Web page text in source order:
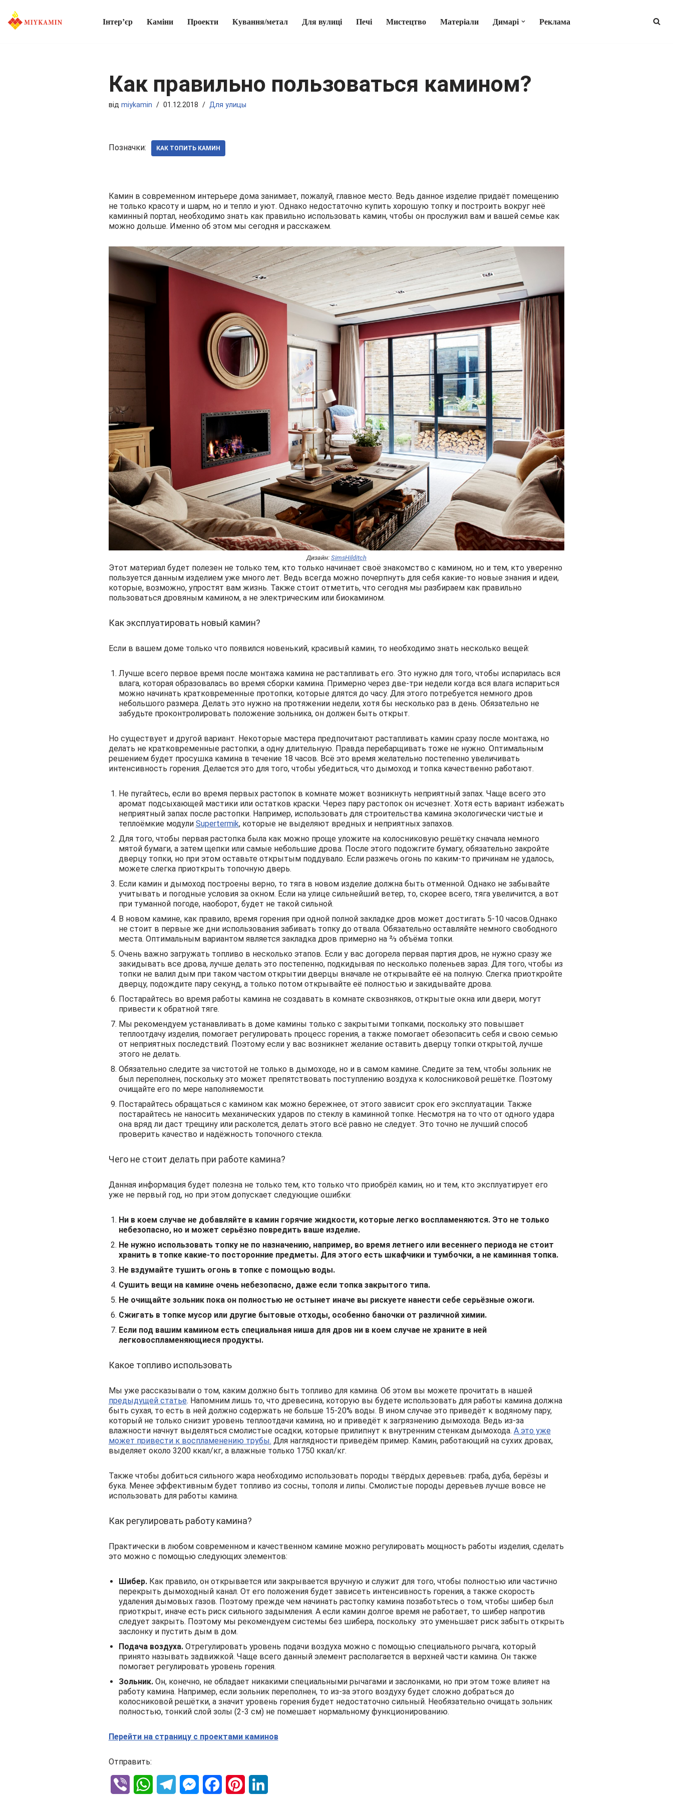
Перейти
Інтер’єр Каміни Проекти Кування/метал Для вулиці Печі Мистецтво Матеріали Димарі Реклама
Как правильно пользоваться камином?
від miykamin 01.12.2018 Для улицы
Позначки: КАК ТОПИТЬ КАМИН
Камин в современном интерьере дома занимает, пожалуй, главное место. Ведь данное изделие придаёт помещению
не только красоту и шарм, но и тепло и уют. Однако недостаточно купить хорошую топку и построить вокруг неё
каминный портал, необходимо знать как правильно использовать камин, чтобы он прослужил вам и вашей семье как
можно дольше. Именно об этом мы сегодня и расскажем.
Дизайн: SimsHilditch
Этот материал будет полезен не только тем, кто только начинает своё знакомство с камином, но и тем, кто уверенно
пользуется данным изделием уже много лет. Ведь всегда можно почерпнуть для себя какие-то новые знания и идеи,
которые, возможно, упростят вам жизнь. Также стоит отметить, что сегодня мы разбираем как правильно
пользоваться дровяным камином, а не электрическим или биокамином.
Как эксплуатировать новый камин?
Если в вашем доме только что появился новенький, красивый камин, то необходимо знать несколько вещей:
Лучше всего первое время после монтажа камина не растапливать его. Это нужно для того, чтобы испарилась вся
влага, которая образовалась во время сборки камина. Примерно через две-три недели когда вся влага испариться
можно начинать кратковременные протопки, которые длятся до часу. Для этого потребуется немного дров
небольшого размера. Делать это нужно на протяжении недели, хотя бы несколько раз в день. Обязательно не
забудьте проконтролировать положение зольника, он должен быть открыт.
Но существует и другой вариант. Некоторые мастера предпочитают растапливать камин сразу после монтажа, но
делать не кратковременные растопки, а одну длительную. Правда перебарщивать тоже не нужно. Оптимальным
решением будет просушка камина в течение 18 часов. Всё это время желательно постепенно увеличивать
интенсивность горения. Делается это для того, чтобы убедиться, что дымоход и топка качественно работают.
Не пугайтесь, если во время первых растопок в комнате может возникнуть неприятный запах. Чаще всего это
аромат подсыхающей мастики или остатков краски. Через пару растопок он исчезнет. Хотя есть вариант избежать
неприятный запах после растопки. Например, использовать для строительства камина экологически чистые и
теплоёмкие модули Supertermik, которые не выделяют вредных и неприятных запахов.
Для того, чтобы первая растопка была как можно проще уложите на колосниковую решётку сначала немного
мятой бумаги, а затем щепки или самые небольшие дрова. После этого подожгите бумагу, обязательно закройте
дверцу топки, но при этом оставьте открытым поддувало. Если разжечь огонь по каким-то причинам не удалось,
можете слегка приоткрыть топочную дверь.
Если камин и дымоход построены верно, то тяга в новом изделие должна быть отменной. Однако не забывайте
учитывать и погодные условия за окном. Если на улице сильнейший ветер, то, скорее всего, тяга увеличится, а вот
при туманной погоде, наоборот, будет не такой сильной.
В новом камине, как правило, время горения при одной полной закладке дров может достигать 5-10 часов.Однако
не стоит в первые же дни использования забивать топку до отвала. Обязательно оставляйте немного свободного
места. Оптимальным вариантом является закладка дров примерно на ⅔ объёма топки.
Очень важно загружать топливо в несколько этапов. Если у вас догорела первая партия дров, не нужно сразу же
закидывать все дрова, лучше делать это постепенно, подкидывая по несколько поленьев зараз. Для того, чтобы из
топки не валил дым при таком частом открытии дверцы вначале не открывайте её на полную. Слегка приоткройте
дверцу, подождите пару секунд, а только потом открывайте её полностью и закидывайте дрова.
Постарайтесь во время работы камина не создавать в комнате сквозняков, открытые окна или двери, могут
привести к обратной тяге.
Мы рекомендуем устанавливать в доме камины только с закрытыми топками, поскольку это повышает
теплоотдачу изделия, помогает регулировать процесс горения, а также помогает обезопасить себя и свою семью
от неприятных последствий. Поэтому если у вас возникнет желание оставить дверцу топки открытой, лучше
этого не делать.
Обязательно следите за чистотой не только в дымоходе, но и в самом камине. Следите за тем, чтобы зольник не
был переполнен, поскольку это может препятствовать поступлению воздуха к колосниковой решётке. Поэтому
очищайте его по мере наполняемости.
Постарайтесь обращаться с камином как можно бережнее, от этого зависит срок его эксплуатации. Также
постарайтесь не наносить механических ударов по стеклу в каминной топке. Несмотря на то что от одного удара
она вряд ли даст трещину или расколется, делать этого всё равно не следует. Это точно не лучший способ
проверить качество и надёжность топочного стекла.
Чего не стоит делать при работе камина?
Данная информация будет полезна не только тем, кто только что приобрёл камин, но и тем, кто эксплуатирует его
уже не первый год, но при этом допускает следующие ошибки:
Ни в коем случае не добавляйте в камин горячие жидкости, которые легко воспламеняются. Это не только
небезопасно, но и может серьёзно повредить ваше изделие.
Не нужно использовать топку не по назначению, например, во время летнего или весеннего периода не стоит
хранить в топке какие-то посторонние предметы. Для этого есть шкафчики и тумбочки, а не каминная топка.
Не вздумайте тушить огонь в топке с помощью воды.
Сушить вещи на камине очень небезопасно, даже если топка закрытого типа.
Не очищайте зольник пока он полностью не остынет иначе вы рискуете нанести себе серьёзные ожоги.
Сжигать в топке мусор или другие бытовые отходы, особенно баночки от различной химии.
Если под вашим камином есть специальная ниша для дров ни в коем случае не храните в ней
легковоспламеняющиеся продукты.
Какое топливо использовать
Мы уже рассказывали о том, каким должно быть топливо для камина. Об этом вы можете прочитать в нашей
предыдущей статье. Напомним лишь то, что древесина, которую вы будете использовать для работы камина должна
быть сухая, то есть в ней должно содержать не больше 15-20% воды. В ином случае это приведёт к водяному пару,
который не только снизит уровень теплоотдачи камина, но и приведёт к загрязнению дымохода. Ведь из-за
влажности начнут выделяться смолистые осадки, которые прилипнут к внутренним стенкам дымохода. А это уже
может привести к воспламенению трубы. Для наглядности приведём пример. Камин, работающий на сухих дровах,
выделяет около 3200 ккал/кг, а влажные только 1750 ккал/кг.
Также чтобы добиться сильного жара необходимо использовать породы твёрдых деревьев: граба, дуба, берёзы и
бука. Менее эффективным будет топливо из сосны, тополя и липы. Смолистые породы деревьев лучше вовсе не
использовать для работы камина.
Как регулировать работу камина?
Практически в любом современном и качественном камине можно регулировать мощность работы изделия, сделать
это можно с помощью следующих элементов:
Шибер. Как правило, он открывается или закрывается вручную и служит для того, чтобы полностью или частично
перекрыть дымоходный канал. От его положения будет зависеть интенсивность горения, а также скорость
удаления дымовых газов. Поэтому прежде чем начинать растопку камина позаботьтесь о том, чтобы шибер был
приоткрыт, иначе есть риск сильного задымления. А если камин долгое время не работает, то шибер напротив
следует закрыть. Поэтому мы рекомендуем системы без шибера, поскольку это уменьшает риск забыть открыть
заслонку и пустить дым в дом.
Подача воздуха.Отрегулировать уровень подачи воздуха можно с помощью специального рычага, который
принято называть задвижкой. Чаще всего данный элемент располагается в верхней части камина. Он также
помогает регулировать уровень горения.
Зольник. Он, конечно, не обладает никакими специальными рычагами и заслонками, но при этом тоже влияет на
работу камина. Например, если зольник переполнен, то из-за этого воздуху будет сложно добраться до
колосниковой решётки, а значит уровень горения будет недостаточно сильный. Необязательно очищать зольник
полностью, тонкий слой золы (2-3 см) не помешает нормальному функционированию.
Перейти на страницу с проектами каминов
Отправить:
M